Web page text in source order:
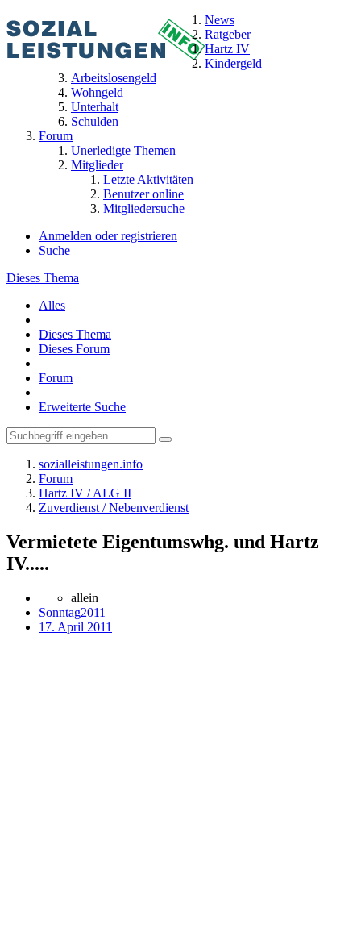
News
Ratgeber
Hartz IV
Kindergeld
Arbeitslosengeld
Wohngeld
Unterhalt
Schulden
Forum
Unerledigte Themen
Mitglieder
Letzte Aktivitäten
Benutzer online
Mitgliedersuche
Anmelden oder registrieren
Suche
Dieses Thema
Alles
Dieses Thema
Dieses Forum
Forum
Erweiterte Suche
sozialleistungen.info
Forum
Hartz IV / ALG II
Zuverdienst / Nebenverdienst
Vermietete Eigentumswhg. und Hartz
IV.....
allein
Sonntag2011
17. April 2011